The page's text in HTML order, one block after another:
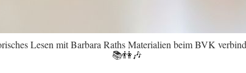
Lesen mit Barbara Raths Materialien beim BVK
📚👫🎶